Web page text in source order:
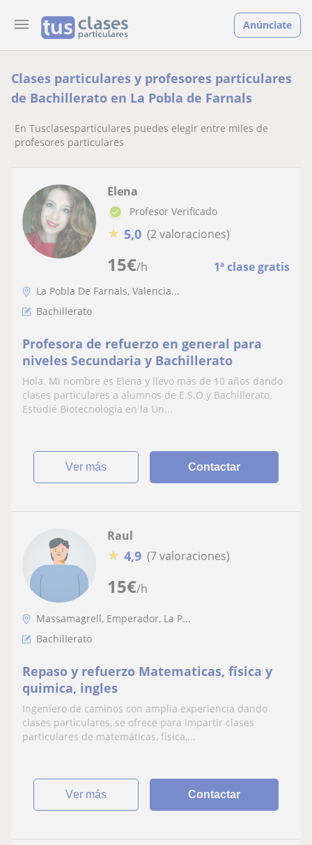
Anúnciate
Clases particulares y profesores particulares
de Bachillerato en La Pobla de Farnals
En Tusclasesparticulares puedes elegir entre miles de
profesores particulares
15€/h 1ª clase gratis
Elena
Profesor Verificado
★ 5,0 (2 valoraciones)
La Pobla De Farnals, Valencia...
Bachillerato
Profesora de refuerzo en general para
niveles Secundaria y Bachillerato
Hola. Mi nombre es Elena y llevo más de 10 años dando
clases particulares a alumnos de E.S.O y Bachillerato.
Estudié Biotecnología en la Un...
ver más Contactar
15€/h
Raul
★ 4,9 (7 valoraciones)
Massamagrell, Emperador, La P...
Bachillerato
Repaso y refuerzo Matematicas, física y
quimica, ingles
Ingeniero de caminos con amplia experiencia dando
clases particulares, se ofrece para impartir clases
particulares de matemáticas, física,...
ver más Contactar